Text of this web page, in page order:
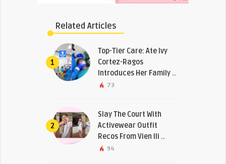
Related Articles
1
Top-Tier Care: Ate Ivy
Cortez-Ragos
Introduces Her Family ..
73
2
Slay The Court With
Activewear Outfit
Recos From Vien Ili ..
94